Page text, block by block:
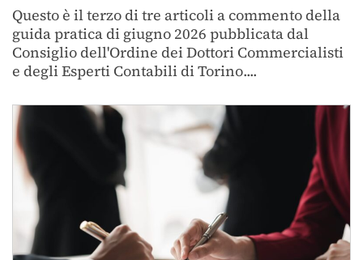
Questo è il terzo di tre articoli a commento della
guida pratica di giugno 2026 pubblicata dal
Consiglio dell'Ordine dei Dottori Commercialisti
e degli Esperti Contabili di Torino....